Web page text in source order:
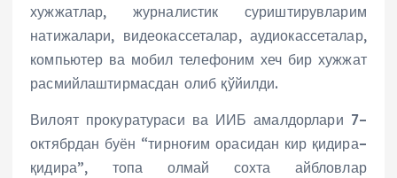
хужжатлар, журналистик суриштирувларим
натижалари, видеокассеталар, аудиокассеталар,
компьютер ва мобил телефоним хеч бир хужжат
расмийлаштирмасдан олиб қўйилди.
Вилоят прокуратураси ва ИИБ амалдорлари 7–
октябрдан буён “тирноғим орасидан кир қидира–
қидира”, топа олмай сохта айбловлар